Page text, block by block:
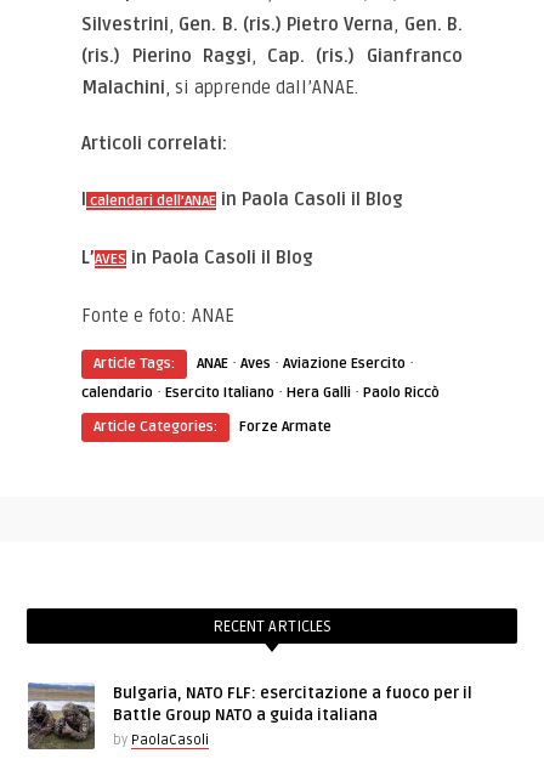
Silvestrini, Gen. B. (ris.) Pietro Verna, Gen. B.
(ris.) Pierino Raggi, Cap. (ris.) Gianfranco
Malachini, si apprende dall’ANAE.
Articoli correlati:
calendari dell’ANAE in Paola Casoli il Blog
L’AVES in Paola Casoli il Blog
Fonte e foto: ANAE
Article Tags: ANAE ·Aves ·Aviazione Esercito ·
calendario ·Esercito Italiano ·Hera Galli ·Paolo Riccò
Article Categories:
Forze Armate
RECENT ARTICLES
Bulgaria, NATO FLF: esercitazione a fuoco per il
Battle Group NATO a guida italiana
by PaolaCasoli